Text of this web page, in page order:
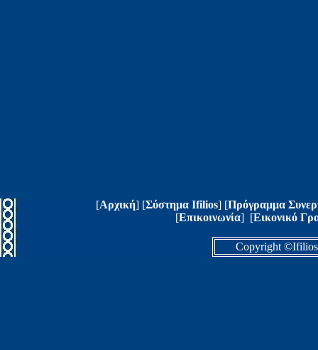
[Αρχική] [Σύστημα Ifilios] [Πρόγραμμα
[Επικοινωνία] [Eικονικό
Copyright